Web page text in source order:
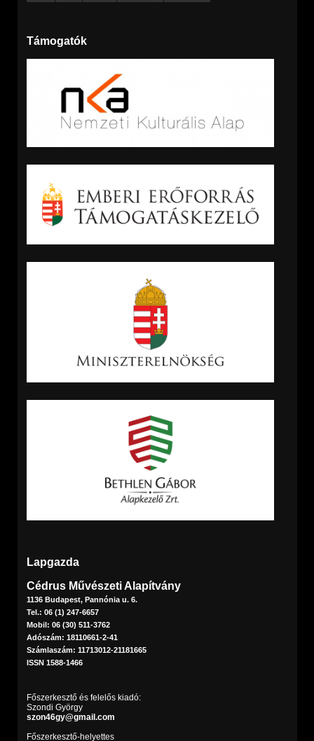
Támogatók
Lapgazda
Cédrus Művészeti Alapítvány
1136 Budapest, Pannónia u. 6.
Tel.: 06 (1) 247-6657
Mobil: 06 (30) 511-3762
Adószám: 18110661-2-41
Számlaszám: 11713012-21181665
ISSN 1588-1466
Főszerkesztő és felelős kiadó:
Szondi György
szon46gy@gmail.com
Főszerkesztő-helyettes